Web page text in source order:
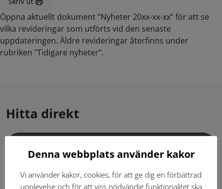
Öppna aktuellt dokument ”Nyheter 20xx-xx-xx” för att se
vilka revideringar som utförts vid den senaste
uppdateringen. Äldre revideringar återfinns under
rubriken "Tidigare nyheter”.
Hitta direkt
Dokumentbibliotek Kontaktlista
Denna webbplats använder kakor
Vi använder kakor, cookies, för att ge dig en förbättrad
upplevelse och för att viss nödvändig funktionalitet ska